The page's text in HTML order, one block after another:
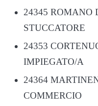
24345 ROMANO
STUCCATORE
24353
IMPIEGATO/A
24364
COMMERCIO